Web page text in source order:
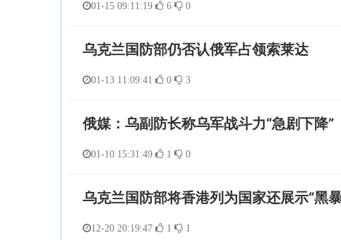
01-15 09:11:19 6 0
乌克兰国防部仍否认俄军占领索莱达
01-13 11:09:41 0 3
俄媒：乌副防长称乌军战斗力“急剧下降”
01-10 15:31:49 1 0
乌克兰国防部将香港列为国家还展示“黑
12-20 20:19:47 1 1